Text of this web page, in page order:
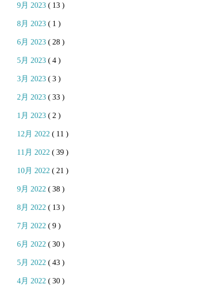
9月 2023( 13 )
8月 2023( 1 )
6月 2023( 28 )
5月 2023( 4 )
3月 2023( 3 )
2月 2023( 33 )
1月 2023( 2 )
12月 2022( 11 )
11月 2022( 39 )
10月 2022( 21 )
9月 2022( 38 )
8月 2022( 13 )
7月 2022( 9 )
6月 2022( 30 )
5月 2022( 43 )
4月 2022( 30 )